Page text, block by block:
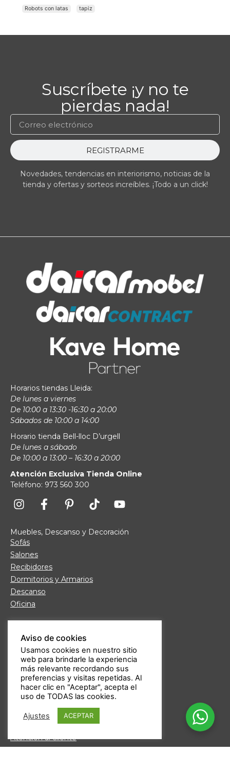
Robots con latas
tapiz
Suscríbete ¡y no te
pierdas nada!
REGISTRARME
Novedades, tendencias en interiorismo, noticias de la
tienda y ofertas y sorteos increíbles. ¡Todo a un click!
Horarios tiendas Lleida:
De lunes a viernes
De 10:00 a 13:30 -16:30 a 20:00
Sábados de 10:00 a 14:00
Horario tienda Bell-lloc D’urgell
De lunes a sábado
De 10:00 a 13:00 – 16:30 a 20:00
Atención Exclusiva Tienda Online
Teléfono: 973 560 300
Muebles, Descanso y Decoración
Sofás
Salones
Recibidores
Dormitorios y Armarios
Descanso
Oficina
Fábrica de Muebles
Nuestras tiendas
Trabaja con nosotros
Guía de compra
Formas de pago
Devoluciones
Garantía Daicar
Preguntas frecuentes
Atención al cliente
Aviso legal
Aviso de cookies
Usamos cookies en nuestro sitio
web para brindarle la experiencia
más relevante recordando sus
preferencias y visitas repetidas. Al
hacer clic en "Aceptar", acepta el
uso de TODAS las cookies.
Ajustes ACEPTAR